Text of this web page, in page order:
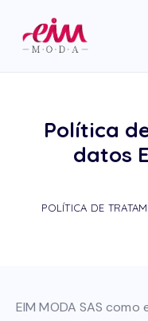
Política
datos
POLÍTICA DE
EIM MODA SAS